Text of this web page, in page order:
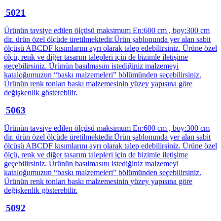
5021
Ürünün tavsiye edilen ölçüsü maksimum En:600 cm , boy:300 cm
dir. ürün özel ölçüde üretilmektedir.Ürün şablonunda yer alan sabit
ölçüsü ABCDF kısımlarını ayrı olarak talep edebilirsiniz. Ürüne özel
ölçü, renk ve diğer tasarım talepleri için de bizimle iletişime
geçebilirsiniz. Ürünün basılmasını istediğiniz malzemeyi
kataloğumuzun “baskı malzemeleri” bölümünden seçebilirsiniz.
Ürünün renk tonları baskı malzemesinin yüzey yapısına göre
değişkenlik gösterebilir.
5063
Ürünün tavsiye edilen ölçüsü maksimum En:600 cm , boy:300 cm
dir. ürün özel ölçüde üretilmektedir.Ürün şablonunda yer alan sabit
ölçüsü ABCDF kısımlarını ayrı olarak talep edebilirsiniz. Ürüne özel
ölçü, renk ve diğer tasarım talepleri için de bizimle iletişime
geçebilirsiniz. Ürünün basılmasını istediğiniz malzemeyi
kataloğumuzun “baskı malzemeleri” bölümünden seçebilirsiniz.
Ürünün renk tonları baskı malzemesinin yüzey yapısına göre
değişkenlik gösterebilir.
5092